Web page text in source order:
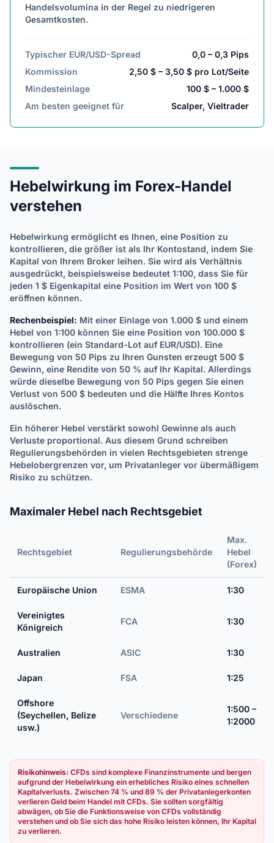
Handelsvolumina in der Regel zu niedrigeren
Gesamtkosten.
Typischer EUR/USD-Spread
0,0 – 0,3 Pips
Kommission
2,50 $ – 3,50 $ pro Lot/Seite
Mindesteinlage
100 $ – 1.000 $
Am besten geeignet für
Scalper, Vieltrader
Hebelwirkung im Forex-Handel
verstehen
Hebelwirkung ermöglicht es Ihnen, eine Position zu
kontrollieren, die größer ist als Ihr Kontostand, indem Sie
Kapital von Ihrem Broker leihen. Sie wird als Verhältnis
ausgedrückt, beispielsweise bedeutet 1:100, dass Sie für
jeden 1 $ Eigenkapital eine Position im Wert von 100 $
eröffnen können.
Rechenbeispiel: Mit einer Einlage von 1.000 $ und einem
Hebel von 1:100 können Sie eine Position von 100.000 $
kontrollieren (ein Standard-Lot auf EUR/USD). Eine
Bewegung von 50 Pips zu Ihren Gunsten erzeugt 500 $
Gewinn, eine Rendite von 50 % auf Ihr Kapital. Allerdings
würde dieselbe Bewegung von 50 Pips gegen Sie einen
Verlust von 500 $ bedeuten und die Hälfte Ihres Kontos
auslöschen.
Ein höherer Hebel verstärkt sowohl Gewinne als auch
Verluste proportional. Aus diesem Grund schreiben
Regulierungsbehörden in vielen Rechtsgebieten strenge
Hebelobergrenzen vor, um Privatanleger vor übermäßigem
Risiko zu schützen.
Maximaler Hebel nach Rechtsgebiet
Rechtsgebiet Regulierungsbehörde
Max.
Hebel
(Forex)
Europäische Union ESMA 1:30
Vereinigtes
Königreich
FCA 1:30
Australien ASIC 1:30
Japan FSA 1:25
Offshore
(Seychellen, Belize
usw.)
Verschiedene
1:500 –
1:2000
Risikohinweis: CFDs sind komplexe Finanzinstrumente und bergen
aufgrund der Hebelwirkung ein erhebliches Risiko eines schnellen
Kapitalverlusts. Zwischen 74 % und 89 % der Privatanlegerkonten
verlieren Geld beim Handel mit CFDs. Sie sollten sorgfältig
abwägen, ob Sie die Funktionsweise von CFDs vollständig
verstehen und ob Sie sich das hohe Risiko leisten können, Ihr Kapital
zu verlieren.